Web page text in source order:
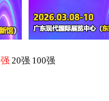
20强 100强